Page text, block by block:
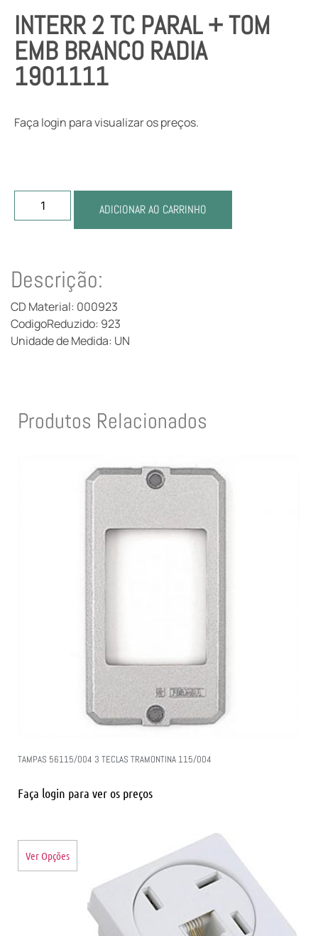
INTERR 2 TC PARAL + TOM
EMB BRANCO RADIA
1901111
Faça login para visualizar os preços.
ADICIONAR AO CARRINHO
Descrição:
CD Material: 000923
CodigoReduzido: 923
Unidade de Medida: UN
Produtos Relacionados
TAMPAS 56115/004 3 TECLAS TRAMONTINA 115/004
Faça login para ver os preços
Ver Opções